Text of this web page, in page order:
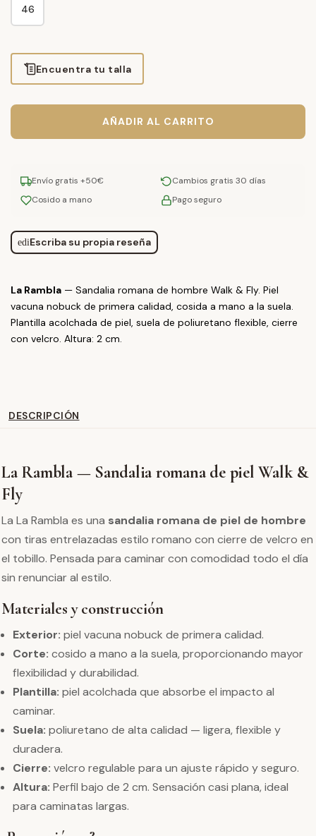
La Rambla — Sandalia romana de hombre Walk & Fly. Piel
vacuna nobuck de primera calidad, cosida a mano a la suela.
Plantilla acolchada de piel, suela de poliuretano flexible, cierre
con velcro. Altura: 2 cm.
46
Encuentra tu talla
AÑADIR AL CARRITO
Envío gratis +50€
Cambios gratis 30 días
Cosido a mano
Pago seguro
editEscriba su propia reseña
DESCRIPCIÓN
La Rambla — Sandalia romana de piel Walk &
Fly
La La Rambla es una sandalia romana de piel de hombre
con tiras entrelazadas estilo romano con cierre de velcro en
el tobillo. Pensada para caminar con comodidad todo el día
sin renunciar al estilo.
Materiales y construcción
Exterior: piel vacuna nobuck de primera calidad.
Corte: cosido a mano a la suela, proporcionando mayor
flexibilidad y durabilidad.
Plantilla: piel acolchada que absorbe el impacto al
caminar.
Suela: poliuretano de alta calidad — ligera, flexible y
duradera.
Cierre: velcro regulable para un ajuste rápido y seguro.
Altura: Perfil bajo de 2 cm. Sensación casi plana, ideal
para caminatas largas.